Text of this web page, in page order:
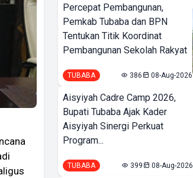
Percepat Pembangunan,
Pemkab Tubaba dan BPN
Tentukan Titik Koordinat
Pembangunan Sekolah Rakyat
TUBABA 386 08-Aug-2026
Aisyiyah Cadre Camp 2026,
Bupati Tubaba Ajak Kader
Aisyiyah Sinergi Perkuat
Program...
TUBABA 399 08-Aug-2026